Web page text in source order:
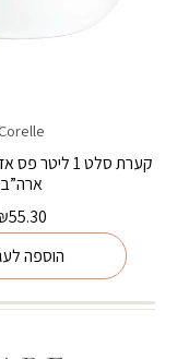
Corelle
קערת סלט 1
ארה”ב
55.30
הוספה